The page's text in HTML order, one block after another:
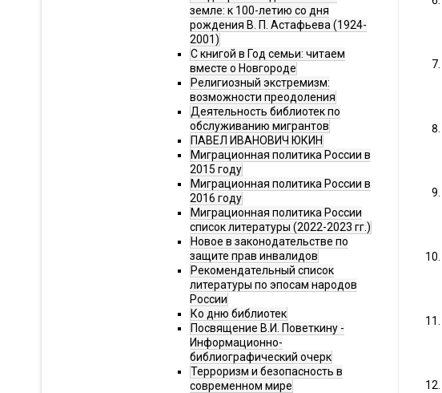
земле: к 100-летию со дня
рождения В. П. Астафьева (1924-
2001)
С книгой в Год семьи: читаем
вместе о Новгороде
Религиозный экстремизм:
возможности преодоления
Деятельность библиотек по
обслуживанию мигрантов
ПАВЕЛ ИВАНОВИЧ ЮКИН
Миграционная политика России в
2015 году
Миграционная политика России в
2016 году
Миграционная политика России
список литературы (2022-2023 гг.)
Новое в законодательстве по
защите прав инвалидов
Рекомендательный список
литературы по эпосам народов
России
Ко дню библиотек
Посвящение В.И. Поветкину -
Информационно-
библиографический очерк
Терроризм и безопасность в
современном мире